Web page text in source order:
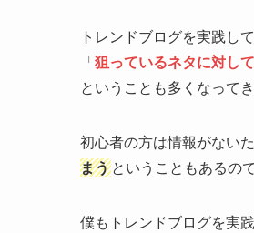
トレンドブログを実践し
「 狙っているネタに対し
ということも多くなってき
初心者の方は情報がない
まう ということもあるの
僕もトレンドブログを実